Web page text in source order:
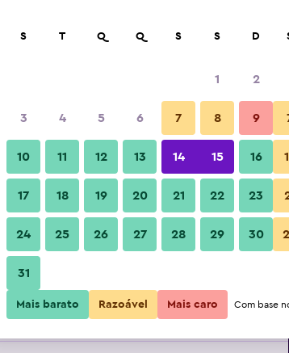
preço por noite mais barato(a)
Fornecedor
Total por
119 € Ver oferta
159 € Ver oferta
S T Q Q S S D
1 2
3 4 5 6 7 8 9
10 11 12 13 14 15 16
17 18 19 20 21 22 23
24 25 26 27 28 29 30
31
Mais barato Razoável Mais caro Com base